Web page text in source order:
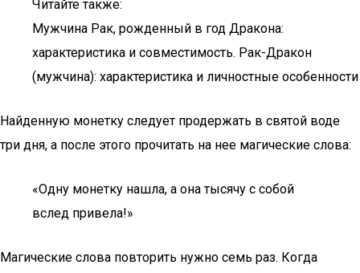
Читайте также:
Мужчина Рак, рожденный в год Дракона:
характеристика и совместимость. Рак-Дракон
(мужчина): характеристика и личностные особенности
Найденную монетку следует продержать в святой воде
три дня, а после этого прочитать на нее магические слова:
«Одну монетку нашла, а она тысячу с собой
вслед привела!»
Магические слова повторить нужно семь раз. Когда